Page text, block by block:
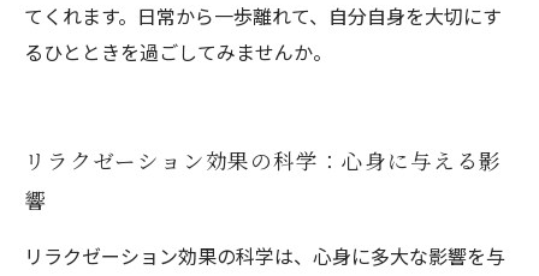
てくれます。日常から一歩離れて、自分自身を大切にす
るひとときを過ごしてみませんか。
リラクゼーション効果の科学：心身に与える影
響
リラクゼーション効果の科学は、心身に多大な影響を与